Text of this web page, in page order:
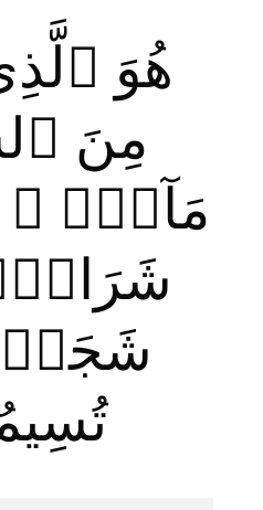
هُوَ
مِنَ
مَآءًۭ
شَرَابٌۭ
شَجَرٌۭ